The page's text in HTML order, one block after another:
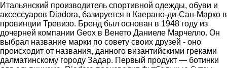
Итальянский производитель спортивной одежды, обуви и
аксессуаров Diadora, базируется в Каерано-ди-Сан-Марко в
провинции Тревизо. Бренд был основан в 1948 году из
дочерней компании Geox в Венето Даниеле Марчелло. Он
выбрал название марки по совету своих друзей - оно
происходит от названия, данного византийскими греками
далматинскому городу Задар. Первый продукт — ботинки